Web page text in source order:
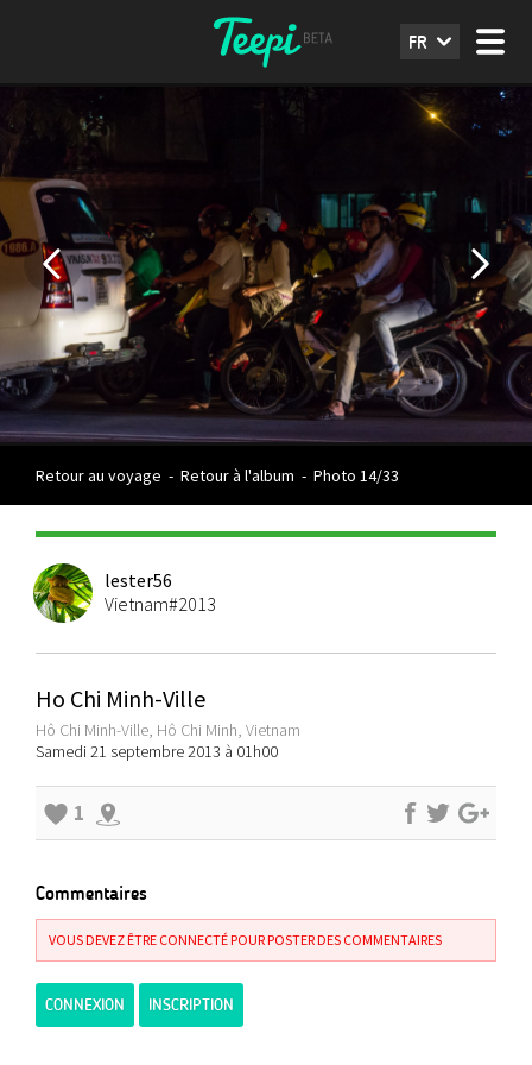
FR
Retour au voyage - Retour à l'album - Photo 14/33
lester56
Vietnam#2013
Ho Chi Minh-Ville
Hô Chi Minh-Ville, Hô Chi Minh, Vietnam
Samedi 21 septembre 2013 à 01h00
1
Commentaires
VOUS DEVEZ ÊTRE CONNECTÉ POUR POSTER DES COMMENTAIRES
CONNEXION INSCRIPTION